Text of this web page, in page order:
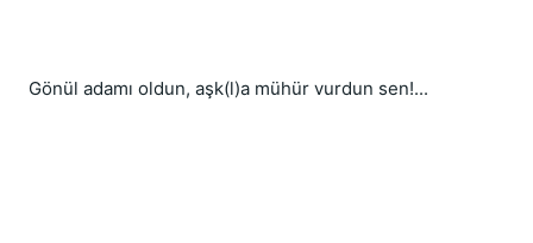
Gönül adamı oldun, aşk(l)a mühür vurdun sen!...